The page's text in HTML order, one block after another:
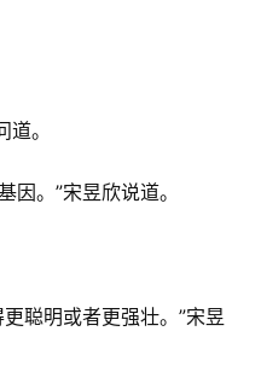
。
。”宋昱欣说道。
聪明或者更强壮。”宋昱